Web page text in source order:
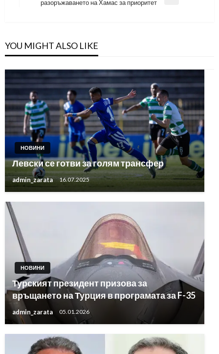
Nextразоръжаването на Хамас за приоритет
YOU MIGHT ALSO LIKE
НОВИНИ
Левски се готви за голям трансфер
admin_zarata 16.07.2025
НОВИНИ
Турският президент призова за
връщането на Турция в програмата за F-35
admin_zarata 05.01.2026